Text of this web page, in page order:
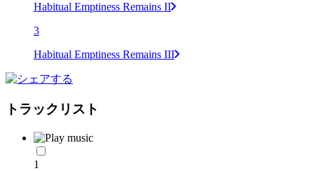
Habitual Emptiness Remains II
3
Habitual Emptiness Remains III
トラックリスト
1